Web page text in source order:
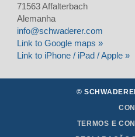
71563Affalterbach
Alemanha
info@schwaderer.com
Link to Google maps »
Link to iPhone / iPad / Apple »
©
TERMOS E